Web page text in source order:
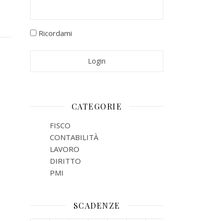
Ricordami
CATEGORIE
FISCO
CONTABILITÀ
LAVORO
DIRITTO
PMI
SCADENZE